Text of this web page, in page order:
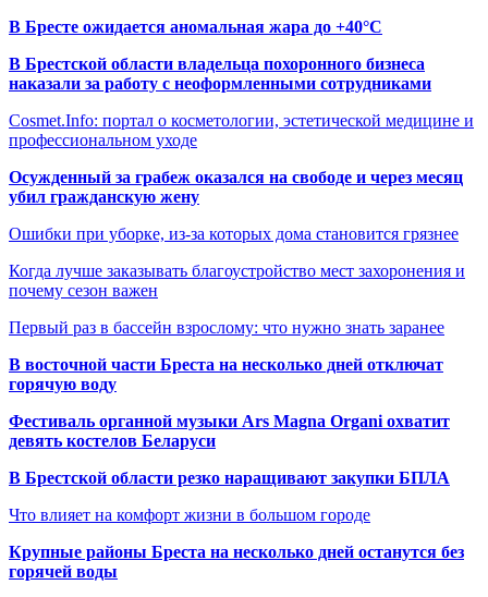
В Бресте ожидается аномальная жара до +40°C
В Брестской области владельца похоронного бизнеса
наказали за работу с неоформленными сотрудниками
Cosmet.Info: портал о косметологии, эстетической медицине и
профессиональном уходе
Осужденный за грабеж оказался на свободе и через месяц
убил гражданскую жену
Ошибки при уборке, из-за которых дома становится грязнее
Когда лучше заказывать благоустройство мест захоронения и
почему сезон важен
Первый раз в бассейн взрослому: что нужно знать заранее
В восточной части Бреста на несколько дней отключат
горячую воду
Фестиваль органной музыки Ars Magna Organi охватит
девять костелов Беларуси
В Брестской области резко наращивают закупки БПЛА
Что влияет на комфорт жизни в большом городе
Крупные районы Бреста на несколько дней останутся без
горячей воды